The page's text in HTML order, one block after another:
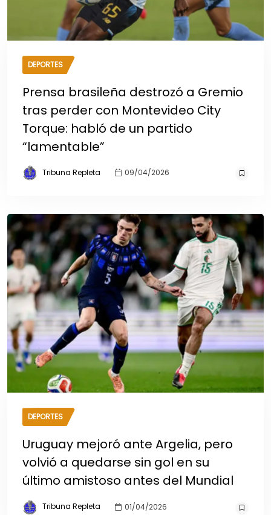
DEPORTES
Prensa brasileña destrozó a Gremio
tras perder con Montevideo City
Torque: habló de un partido
“lamentable”
Tribuna Repleta 09/04/2026
DEPORTES
Uruguay mejoró ante Argelia, pero
volvió a quedarse sin gol en su
último amistoso antes del Mundial
Tribuna Repleta 01/04/2026